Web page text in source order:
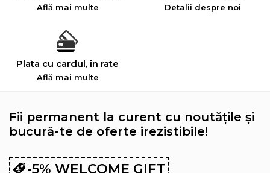
Află mai multe Detalii despre noi
Plata cu cardul, în rate
Află mai multe
Fii permanent la curent cu noutățile și
bucură-te de oferte irezistibile!
-5% WELCOME GIFT